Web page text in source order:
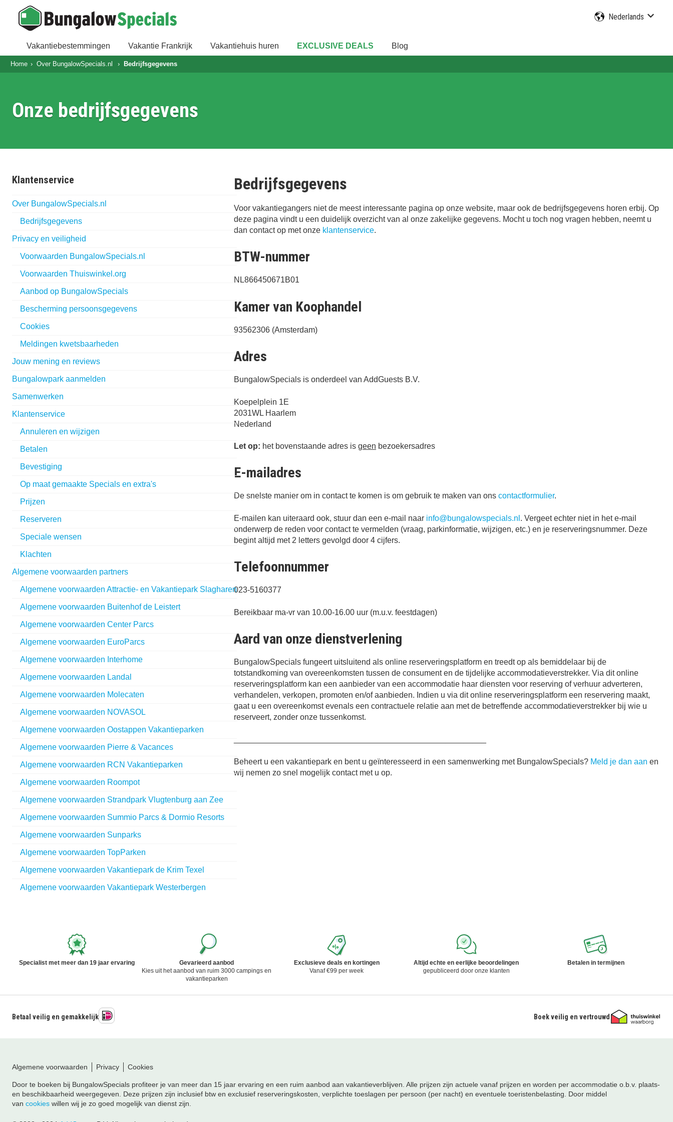
Nederlands
Vakantiebestemmingen Vakantie Frankrijk Vakantiehuis huren EXCLUSIVE DEALS Blog
Home Over BungalowSpecials.nl Bedrijfsgegevens
Onze bedrijfsgegevens
Klantenservice
Over BungalowSpecials.nl
Bedrijfsgegevens
Privacy en veiligheid
Voorwaarden BungalowSpecials.nl
Voorwaarden Thuiswinkel.org
Aanbod op BungalowSpecials
Bescherming persoonsgegevens
Cookies
Meldingen kwetsbaarheden
Jouw mening en reviews
Bungalowpark aanmelden
Samenwerken
Klantenservice
Annuleren en wijzigen
Betalen
Bevestiging
Op maat gemaakte Specials en extra's
Prijzen
Reserveren
Speciale wensen
Klachten
Algemene voorwaarden partners
Algemene voorwaarden Attractie- en Vakantiepark Slagharen
Algemene voorwaarden Buitenhof de Leistert
Algemene voorwaarden Center Parcs
Algemene voorwaarden EuroParcs
Algemene voorwaarden Interhome
Algemene voorwaarden Landal
Algemene voorwaarden Molecaten
Algemene voorwaarden NOVASOL
Algemene voorwaarden Oostappen Vakantieparken
Algemene voorwaarden Pierre & Vacances
Algemene voorwaarden RCN Vakantieparken
Algemene voorwaarden Roompot
Algemene voorwaarden Strandpark Vlugtenburg aan Zee
Algemene voorwaarden Summio Parcs & Dormio Resorts
Algemene voorwaarden Sunparks
Algemene voorwaarden TopParken
Algemene voorwaarden Vakantiepark de Krim Texel
Algemene voorwaarden Vakantiepark Westerbergen
Bedrijfsgegevens
Voor vakantiegangers niet de meest interessante pagina op onze website, maar ook de bedrijfsgegevens horen erbij. Op
deze pagina vindt u een duidelijk overzicht van al onze zakelijke gegevens. Mocht u toch nog vragen hebben, neemt u
dan contact op met onze klantenservice.
BTW-nummer
NL866450671B01
Kamer van Koophandel
93562306 (Amsterdam)
Adres
BungalowSpecials is onderdeel van AddGuests B.V.
Koepelplein 1E
2031WL Haarlem
Nederland
Let op: het bovenstaande adres isgeen bezoekersadres
E-mailadres
De snelste manier om in contact te komen is om gebruik te maken van onscontactformulier.
E-mailen kan uiteraard ook, stuur dan een e-mail naar info@bungalowspecials.nl . Vergeet echter niet in het e-mail
onderwerp de reden voor contact te vermelden (vraag, parkinformatie, wijzigen, etc.) en je reserveringsnummer. Deze
begint altijd met 2 letters gevolgd door 4 cijfers.
Telefoonnummer
023-5160377
Bereikbaar ma-vr van 10.00-16.00 uur (m.u.v. feestdagen)
Aard van onze dienstverlening
BungalowSpecials fungeert uitsluitend als online reserveringsplatform en treedt op als bemiddelaar bij de
totstandkoming van overeenkomsten tussen de consument en de tijdelijke accommodatieverstrekker. Via dit online
reserveringsplatform kan een aanbieder van een accommodatie haar diensten voor reserving of verhuur adverteren,
verhandelen, verkopen, promoten en/of aanbieden. Indien u via dit online reserveringsplatform een reservering maakt,
gaat u een overeenkomst evenals een contractuele relatie aan met de betreffende accommodatieverstrekker bij wie u
reserveert, zonder onze tussenkomst.
Beheert u een vakantiepark en bent u geïnteresseerd in een samenwerking met BungalowSpecials? Meld je dan aan en
wij nemen zo snel mogelijk contact met u op.
Specialist met meer dan 19 jaar ervaring
Gevarieerd aanbod
Kies uit het aanbod van ruim 3000 campings en
vakantieparken
Exclusieve deals en kortingen
Vanaf €99 per week
Altijd echte en eerlijke beoordelingen
gepubliceerd door onze klanten
Betalen in termijnen
Betaal veilig en gemakkelijk Boek veilig en vertrouwd
Algemene voorwaarden Privacy Cookies
Door te boeken bij BungalowSpecials profiteer je van meer dan 15 jaar ervaring en een ruim aanbod aan vakantieverblijven. Alle prijzen zijn actuele vanaf prijzen en worden per accommodatie o.b.v. plaats-
en beschikbaarheid weergegeven. Deze prijzen zijn inclusief btw en exclusief reserveringskosten, verplichte toeslagen per persoon (per nacht) en eventuele toeristenbelasting. Door middel
van cookies willen wij je zo goed mogelijk van dienst zijn.